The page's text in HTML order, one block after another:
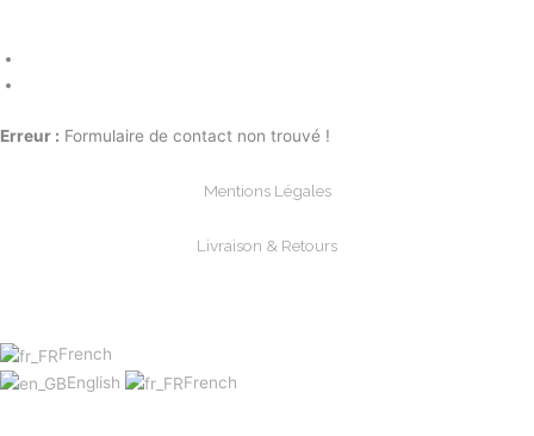
Erreur : Formulaire de contact non trouvé !
Mentions Légales
Livraison & Retours
French
English
French